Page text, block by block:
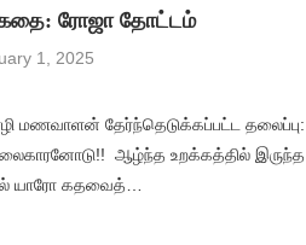
கதை: ரோஜா தோட்டம்
1, 2025
மணவாளன் தேர்ந்தெடுக்கப்பட்ட தலைப்பு:
ஆழ்ந்த உறக்கத்தில் இருந்த
யாரோ கதவைத்…